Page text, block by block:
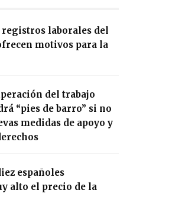
registros laborales del
motivos para la
del trabajo
“pies de barro” si no
medidas de apoyo y
españoles
alto el precio de la